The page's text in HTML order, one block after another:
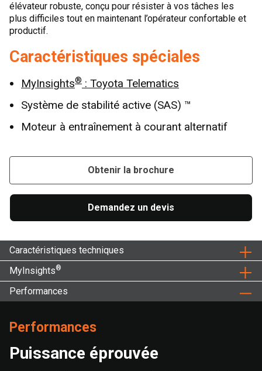
élévateur robuste, conçu pour résister à vos tâches les
plus difficiles tout en maintenant l’opérateur confortable et
productif.
Caractéristiques spéciales
MyInsights® : Toyota Telematics
Système de stabilité active (SAS) ™
Moteur à entraînement à courant alternatif
Obtenir la brochure
Demandez un devis
Caractéristiques techniques
MyInsights®
Performances
Performances
Puissance éprouvée